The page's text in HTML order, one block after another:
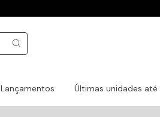
Lançamentos Últimas unidades até